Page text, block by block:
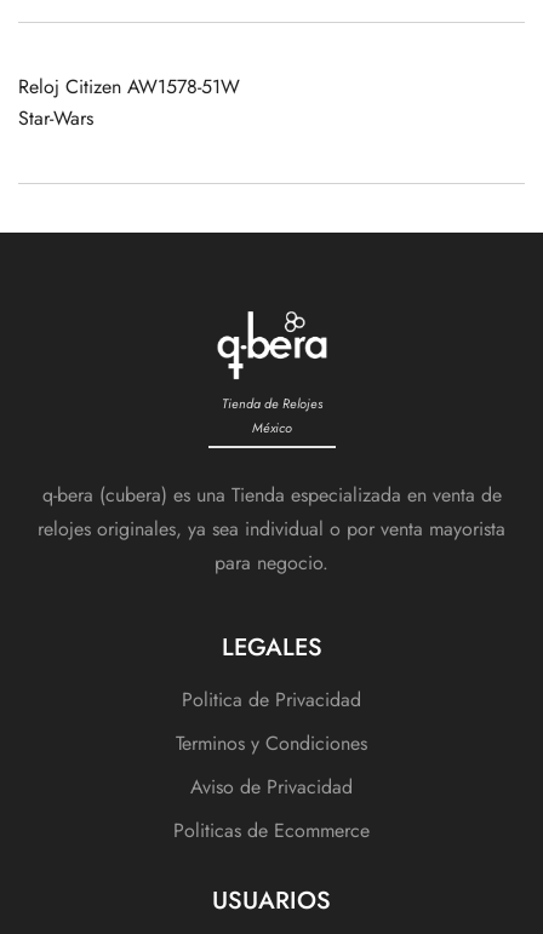
Reloj Citizen AW1578-51W
Star-Wars
Tienda de Relojes
México
q-bera (cubera) es una Tienda especializada en venta de
relojes originales, ya sea individual o por venta mayorista
para negocio.
LEGALES
Politica de Privacidad
Terminos y Condiciones
Aviso de Privacidad
Politicas de Ecommerce
USUARIOS